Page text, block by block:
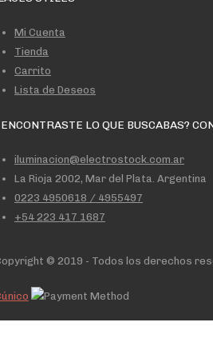
Mi Cuenta
Tienda
Carrito
Lista de Deseos
LO QUE BUSCABAS?
iluminacion@electrostock.com.ar
La Rioja 2002, Mar del Plata. Argentina
0223 4950618 / 4955497
+54 223 417 1687
© 2019 - Todos los derechos